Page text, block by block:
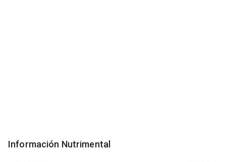
Información Nutrimental